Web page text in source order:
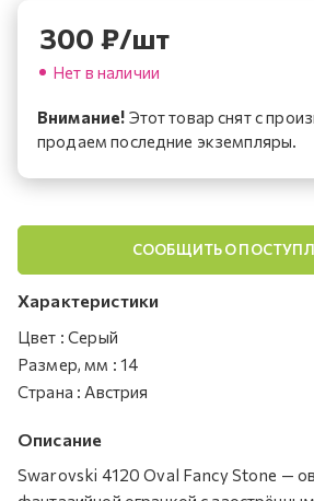
300 ₽/шт
Нет в наличии
Внимание! Этот товар снят с
продаем последние экземпляры.
СООБЩИТЬ О
Характеристики
Цвет : Серый
Размер, мм : 14
Страна : Австрия
Описание
Swarovski 4120 Oval Fancy Stone —